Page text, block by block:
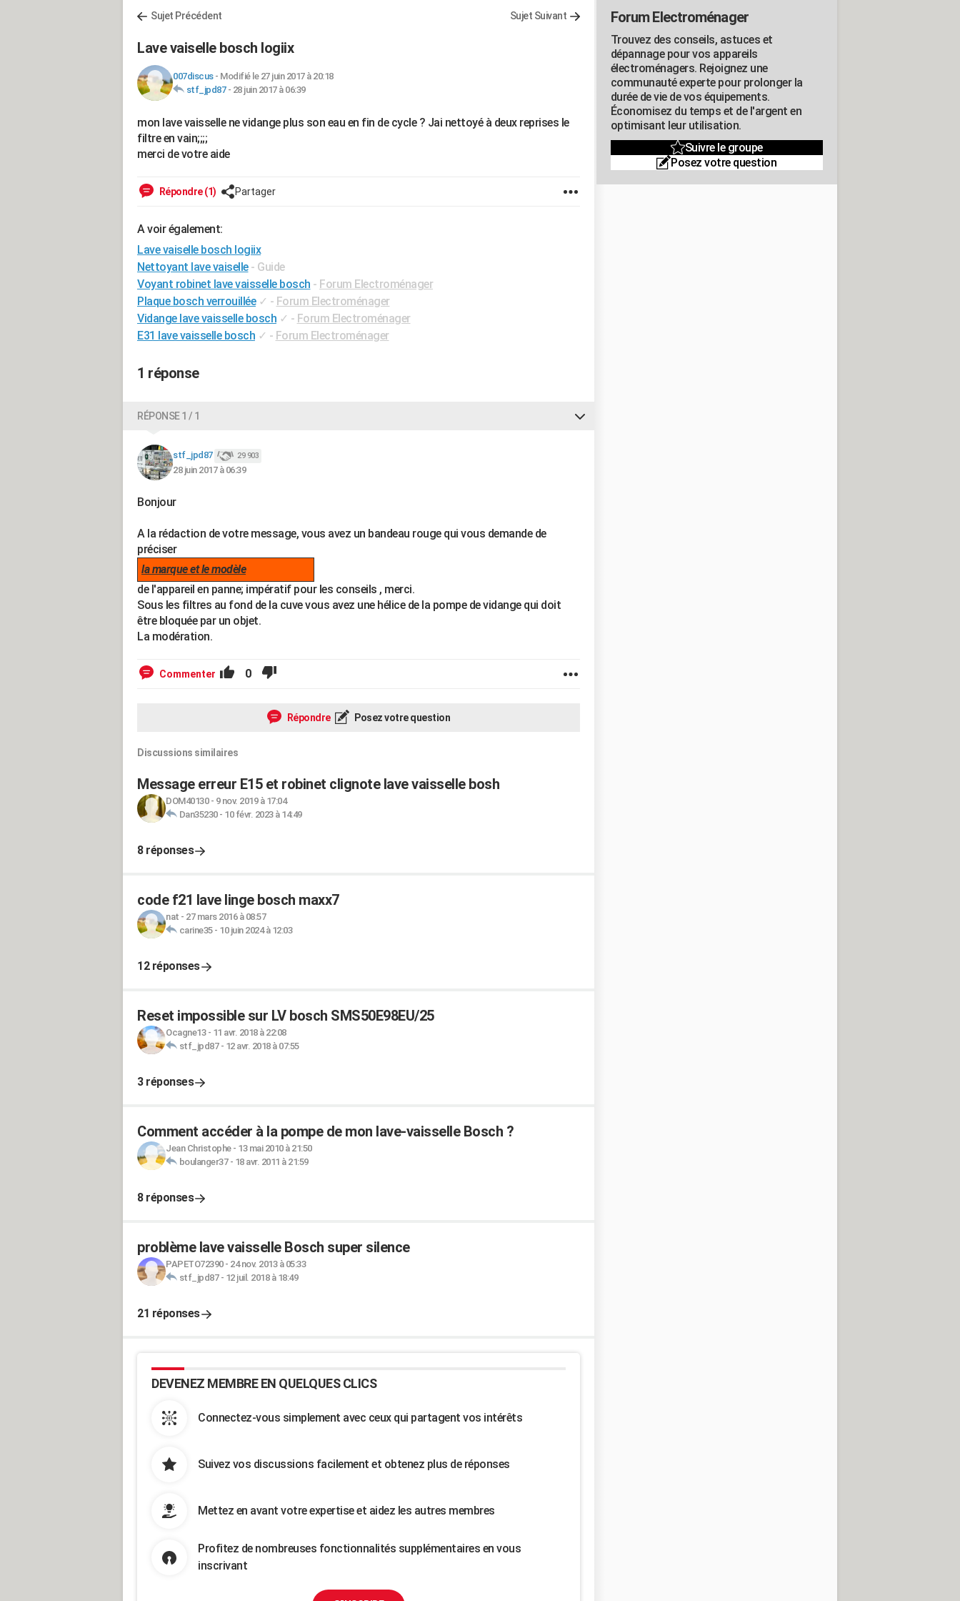
Sujet Précédent Sujet Suivant
Lave vaiselle bosch logiix
007discus- Modifié le 27 juin 2017 à 20:18
stf_jpd87- 28 juin 2017 à 06:39
mon lave vaisselle ne vidange plus son eau en fin de cycle ? Jai nettoyé à deux reprises le
filtre en vain;;;;
merci de votre aide
Répondre (1) Partager
A voir également:
Lave vaiselle bosch logiix
Nettoyant lave vaiselle - Guide
Voyant robinet lave vaisselle bosch - Forum Electroménager
Plaque bosch verrouillée ✓ - Forum Electroménager
Vidange lave vaisselle bosch ✓ - Forum Electroménager
E31 lave vaisselle bosch ✓ - Forum Electroménager
1 réponse
RÉPONSE 1 / 1
stf_jpd87 29 903
28 juin 2017 à 06:39
Bonjour
A la rédaction de votre message, vous avez un bandeau rouge qui vous demande de
préciser
la marque et le modèle
de l'appareil en panne; impératif pour les conseils , merci.
Sous les filtres au fond de la cuve vous avez une hélice de la pompe de vidange qui doit
être bloquée par un objet.
La modération.
Commenter 0
Répondre Posez votre question
Discussions similaires
Message erreur E15 et robinet clignote lave vaisselle bosh
DOM40130- 9 nov. 2019 à 17:04
Dan35230- 10 févr. 2023 à 14:49
8 réponses
code f21 lave linge bosch maxx7
nat - 27 mars 2016 à 08:57
carine35- 10 juin 2024 à 12:03
12 réponses
Reset impossible sur LV bosch SMS50E98EU/25
Ocagne13- 11 avr. 2018 à 22:08
stf_jpd87- 12 avr. 2018 à 07:55
3 réponses
Comment accéder à la pompe de mon lave-vaisselle Bosch ?
Jean Christophe- 13 mai 2010 à 21:50
boulanger37- 18 avr. 2011 à 21:59
8 réponses
problème lave vaisselle Bosch super silence
PAPETO72390- 24 nov. 2013 à 05:33
stf_jpd87- 12 juil. 2018 à 18:49
21 réponses
DEVENEZ MEMBRE EN QUELQUES CLICS
Connectez-vous simplement avec ceux qui partagent vos intérêts
Suivez vos discussions facilement et obtenez plus de réponses
Mettez en avant votre expertise et aidez les autres membres
Profitez de nombreuses fonctionnalités supplémentaires en vous
inscrivant
Forum Electroménager
Trouvez des conseils, astuces et
dépannage pour vos appareils
électroménagers. Rejoignez une
communauté experte pour prolonger la
durée de vie de vos équipements.
Économisez du temps et de l'argent en
optimisant leur utilisation.
Suivre le groupe
Posez votre question